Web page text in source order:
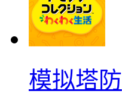
模拟塔防